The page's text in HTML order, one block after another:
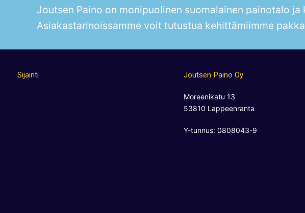
Joutsen Paino on monipuolinen suomalainen painotalo
Asiakastarinoissamme voit tutustua kehittämiimme
Sijainti Joutsen Paino Oy
Moreenikatu 13
53810 Lappeenranta
Y-tunnus: 0808043-9